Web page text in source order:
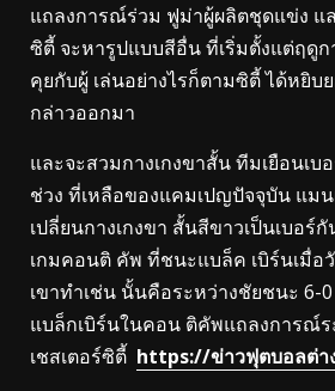
แถลงการณ์ร่วม ฟูม่าผู้ผลิตชุดแข่ง แ
ซิตี้ จะหารูปแบบสีอื่น ที่เริ่มตั้งแต่ฤดู
คุยกับผู้ เล่นอย่างไรก็ตามซิตี้ ได้หยิบ
กล่าวออกมา
และจะสวมกางเกงขาสั้น ทีมเยือนเบ
ช่วง ที่เหลือของแคมเปญปัจจุบัน แมน
เปลี่ยนกางเกงขา สั้นสีขาวเป็นเบอร์
เกมคอนติ คัพ ที่ชนะแบล็ค เบิร์นเมื่
เขาทําเช่น นั้นคือระหว่างชัยชนะ 6-
แบล็กเบิร์นในคอน ติคัพแถลงการณ์
เชสเตอร์ซิตี้ https://ข่าวฟุตบอลต่า